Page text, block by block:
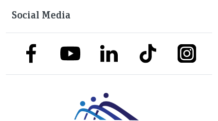
Social Media
link to facebooklink to youtubelink to linkedinlink to tiktok